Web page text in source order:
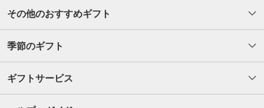
その他のおすすめギフト
季節のギフト
ギフトサービス